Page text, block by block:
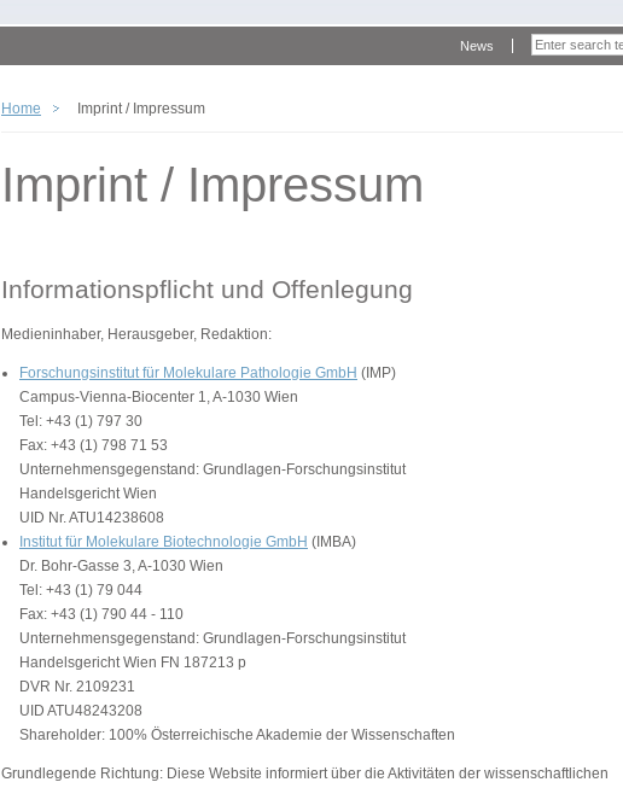
News
Home Imprint / Impressum
Imprint / Impressum
Informationspflicht und Offenlegung
Medieninhaber, Herausgeber, Redaktion:
Forschungsinstitut für Molekulare Pathologie GmbH (IMP)
Campus-Vienna-Biocenter 1, A-1030 Wien
Tel: +43 (1) 797 30
Fax: +43 (1) 798 71 53
Unternehmensgegenstand: Grundlagen-Forschungsinstitut
Handelsgericht Wien
UID Nr. ATU14238608
Institut für Molekulare Biotechnologie GmbH (IMBA)
Dr. Bohr-Gasse 3, A-1030 Wien
Tel: +43 (1) 79 044
Fax: +43 (1) 790 44 - 110
Unternehmensgegenstand: Grundlagen-Forschungsinstitut
Handelsgericht Wien FN 187213 p
DVR Nr. 2109231
UID ATU48243208
Shareholder: 100% Österreichische Akademie der Wissenschaften
Grundlegende Richtung: Diese Website informiert über die Aktivitäten der wissenschaftlichen